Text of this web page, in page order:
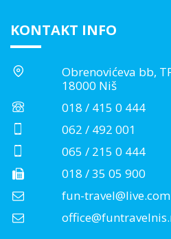
KONTAKT INFO
Obrenovićeva bb,
18000 Niš
018 / 415 0 444
062 / 492 001
065 / 215 0 444
018 / 35 05 900
fun-travel@live.com